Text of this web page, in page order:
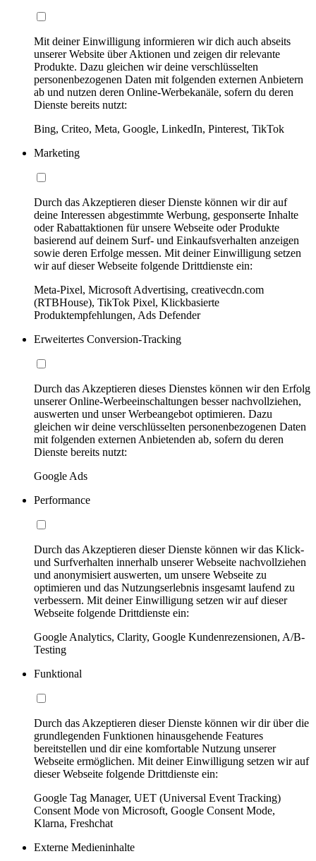
Mit deiner Einwilligung informieren wir dich auch abseits
unserer Website über Aktionen und zeigen dir relevante
Produkte. Dazu gleichen wir deine verschlüsselten
personenbezogenen Daten mit folgenden externen Anbietern
ab und nutzen deren Online-Werbekanäle, sofern du deren
Dienste bereits nutzt:
Bing, Criteo, Meta, Google, LinkedIn, Pinterest, TikTok
Marketing
Durch das Akzeptieren dieser Dienste können wir dir auf
deine Interessen abgestimmte Werbung, gesponserte Inhalte
oder Rabattaktionen für unsere Webseite oder Produkte
basierend auf deinem Surf- und Einkaufsverhalten anzeigen
sowie deren Erfolge messen. Mit deiner Einwilligung setzen
wir auf dieser Webseite folgende Drittdienste ein:
Meta-Pixel, Microsoft Advertising, creativecdn.com
(RTBHouse), TikTok Pixel, Klickbasierte
Produktempfehlungen, Ads Defender
Erweitertes Conversion-Tracking
Durch das Akzeptieren dieses Dienstes können wir den Erfolg
unserer Online-Werbeeinschaltungen besser nachvollziehen,
auswerten und unser Werbeangebot optimieren. Dazu
gleichen wir deine verschlüsselten personenbezogenen Daten
mit folgenden externen Anbietenden ab, sofern du deren
Dienste bereits nutzt:
Google Ads
Performance
Durch das Akzeptieren dieser Dienste können wir das Klick-
und Surfverhalten innerhalb unserer Webseite nachvollziehen
und anonymisiert auswerten, um unsere Webseite zu
optimieren und das Nutzungserlebnis insgesamt laufend zu
verbessern. Mit deiner Einwilligung setzen wir auf dieser
Webseite folgende Drittdienste ein:
Google Analytics, Clarity, Google Kundenrezensionen, A/B-
Testing
Funktional
Durch das Akzeptieren dieser Dienste können wir dir über die
grundlegenden Funktionen hinausgehende Features
bereitstellen und dir eine komfortable Nutzung unserer
Webseite ermöglichen. Mit deiner Einwilligung setzen wir auf
dieser Webseite folgende Drittdienste ein:
Google Tag Manager, UET (Universal Event Tracking)
Consent Mode von Microsoft, Google Consent Mode,
Klarna, Freshchat
Externe Medieninhalte